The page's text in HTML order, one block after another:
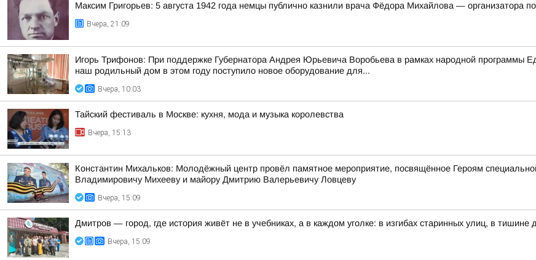
Максим Григорьев: 5 августа 1942 года немцы публично казнили врача Фёдора Михайлова — организатора
Вчера, 21:09
Игорь Трифонов: При поддержке Губернатора Андрея Юрьевича Воробьева в рамках народной программы
наш родильный дом в этом году поступило новое оборудование для...
Вчера, 10:03
Тайский фестиваль в Москве: кухня, мода и музыка королевства
Вчера, 15:13
Константин Михальков: Молодёжный центр провёл памятное мероприятие, посвящённое Героям
Владимировичу Михееву и майору Дмитрию Валерьевичу Ловцеву
Вчера, 15:09
Дмитров — город, где история живёт не в учебниках, а в каждом уголке: в изгибах старинных улиц, в
Вчера, 15:09